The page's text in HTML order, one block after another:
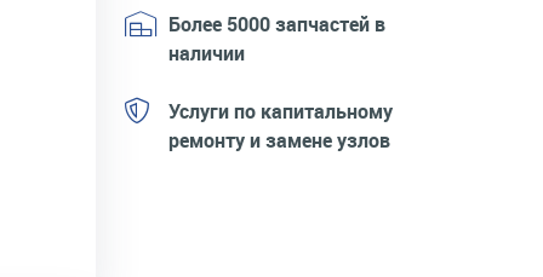
Более 5000 запчастей в
наличии
Услуги по капитальному
ремонту и замене узлов